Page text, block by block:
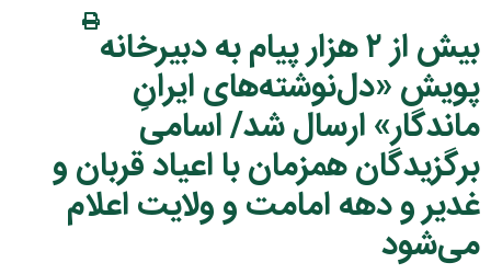
بیش از ۲ هزار پیام به دبیرخانه
پویش «دل‌نوشته‌های ایرانِ
ماندگار» ارسال شد/ اسامی
برگزیدگان همزمان با اعیاد قربان و
غدیر و دهه امامت و ولایت اعلام
می‌شود